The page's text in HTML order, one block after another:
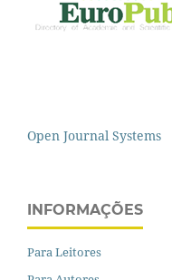
Open Journal Systems
INFORMAÇÕES
Para Leitores